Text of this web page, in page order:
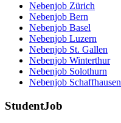
Nebenjob Zürich
Nebenjob Bern
Nebenjob Basel
Nebenjob Luzern
Nebenjob St. Gallen
Nebenjob Winterthur
Nebenjob Solothurn
Nebenjob Schaffhausen
StudentJob